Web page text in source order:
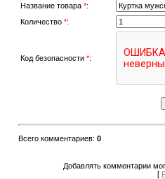
Название товара *:
Количество *:
Код безопасности *:
Всего комментариев: 0
Добавлять комментарии
[